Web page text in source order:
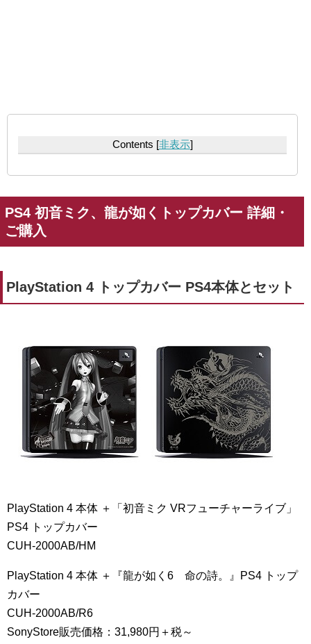
Contents [非表示]
PS4 初音ミク、龍が如くトップカバー 詳細・
ご購入
PlayStation 4 トップカバー PS4本体とセット
PlayStation 4 本体 ＋「初音ミク VRフューチャーライブ」
PS4 トップカバー
CUH-2000AB/HM
PlayStation 4 本体 ＋『龍が如く6 命の詩。』PS4 トップ
カバー
CUH-2000AB/R6
SonyStore販売価格：31,980円＋税～